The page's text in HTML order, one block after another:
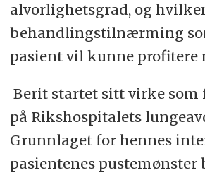
alvorlighetsgrad, og
behandlingstilnærming
pasient vil kunne profitere
Berit startet sitt virke som
på Rikshospitalets
Grunnlaget for hennes
pasientenes pustemønster